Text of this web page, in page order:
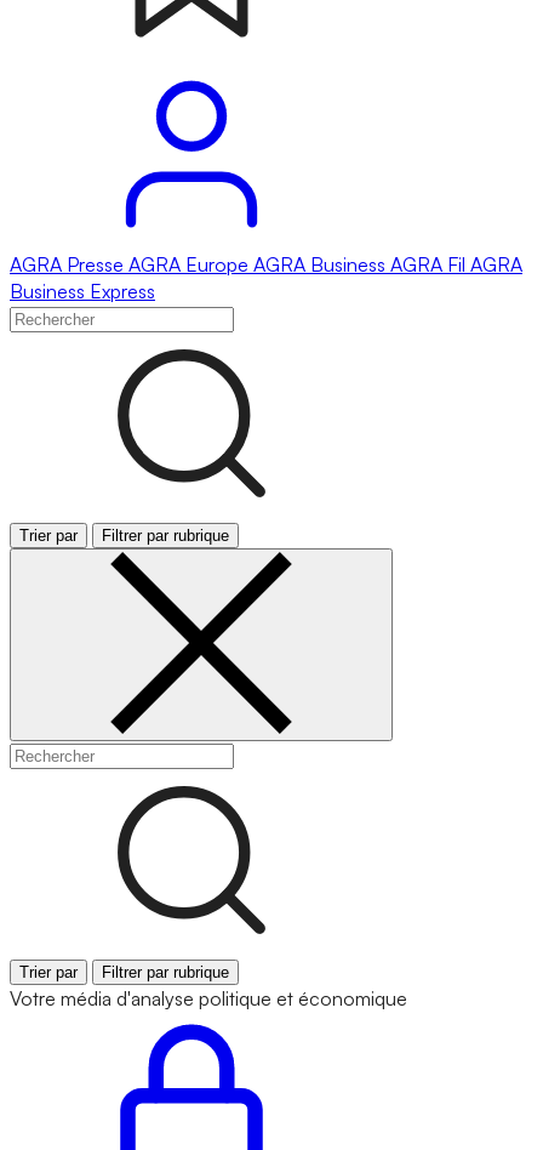
AGRA Presse AGRA Europe AGRA Business AGRA Fil AGRA
Business Express
Trier par Filtrer par rubrique
Trier par Filtrer par rubrique
Votre média d'analyse politique et économique